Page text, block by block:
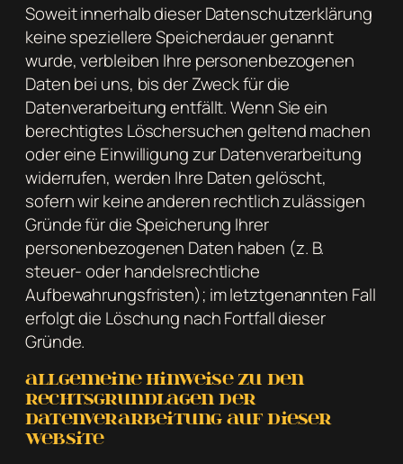
Soweit innerhalb dieser Datenschutzerklärung
keine speziellere Speicherdauer genannt
wurde, verbleiben Ihre personenbezogenen
Daten bei uns, bis der Zweck für die
Datenverarbeitung entfällt. Wenn Sie ein
berechtigtes Löschersuchen geltend machen
oder eine Einwilligung zur Datenverarbeitung
widerrufen, werden Ihre Daten gelöscht,
sofern wir keine anderen rechtlich zulässigen
Gründe für die Speicherung Ihrer
personenbezogenen Daten haben (z. B.
steuer- oder handelsrechtliche
Aufbewahrungsfristen); im letztgenannten Fall
erfolgt die Löschung nach Fortfall dieser
Gründe.
Allgemeine Hinweise zu den
Rechtsgrundlagen der
Datenverarbeitung auf dieser
Website